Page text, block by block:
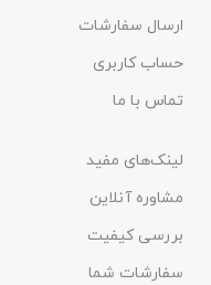
ارسال سفارشات
حساب کاربری
تماس با ما
لینک‌های مفید
مشاوره آنلاین
بررسی کیفیت
سفارشات شما